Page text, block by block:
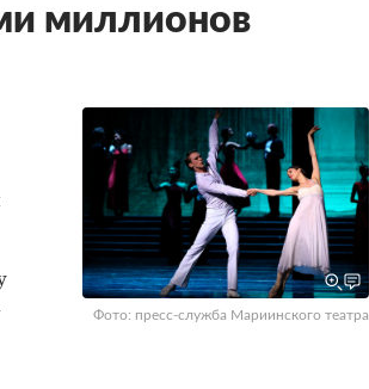
миллионов
Фото: пресс-служба Мариинского театра